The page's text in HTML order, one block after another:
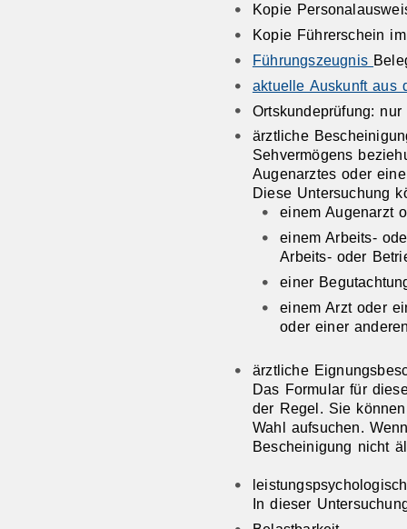
Kopie
Kopie Führerschein
Führungszeugnis
aktuelle Auskunft aus
Ortskundeprüfung:
ärztliche
Sehvermögens
Augenarztes oder
Diese Untersuchung
einem Augenarzt
einem Arbeits-
Arbeits- oder
einer
einem Arzt oder
oder einer
ärztliche
Das Formular für
der Regel. Sie
Wahl aufsuchen.
Bescheinigung nicht
In dieser